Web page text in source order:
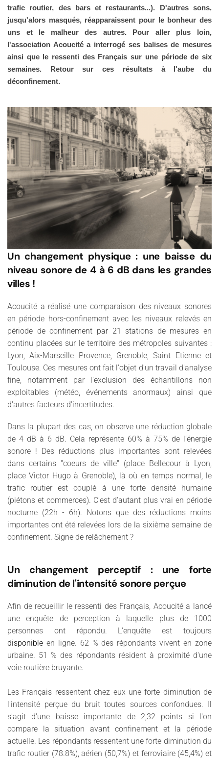
trafic routier, des bars et restaurants...). D'autres sons,
jusqu'alors masqués, réapparaissent pour le bonheur des
uns et le malheur des autres. Pour aller plus loin,
l'association Acoucité a interrogé ses balises de mesures
ainsi que le ressenti des Français sur une période de six
semaines. Retour sur ces résultats à l'aube du
déconfinement.
Un changement physique : une baisse du
niveau sonore de 4 à 6 dB dans les grandes
villes !
Acoucité a réalisé une comparaison des niveaux sonores
en période hors-confinement avec les niveaux relevés en
période de confinement par 21 stations de mesures en
continu placées sur le territoire des métropoles suivantes :
Lyon,Aix-Marseille Provence, Grenoble, Saint Etienne et
Toulouse. Ces mesures ont fait l'objet d'un travail d'analyse
fine, notamment par l'exclusion des échantillons non
exploitables (météo, événements anormaux) ainsi que
d'autres facteurs d'incertitudes.
Dans la plupart des cas, on observe une réduction globale
de 4 dB à 6 dB. Cela représente 60% à 75% de l’énergie
sonore ! Des réductions plus importantes sont relevées
dans certains "coeurs de ville" (place Bellecour à Lyon,
place Victor Hugo à Grenoble), là où en temps normal, le
trafic routier est couplé à une forte densité humaine
(piétons et commerces). C'est d'autant plus vrai en période
nocturne (22h - 6h). Notons que des réductions moins
importantes ont été relevées lors de la sixième semaine de
confinement. Signe de relâchement ?
Un changement perceptif : une forte
diminution de l'intensité sonore perçue
Afin de recueillir le ressenti des Français, Acoucité a lancé
une enquête de perception à laquelle plus de 1000
personnes ont répondu. L'enquête est toujours
disponible en ligne. 62 % des répondants vivent en zone
urbaine. 51 % des répondants résident à proximité d'une
voie routière bruyante.
Les Français ressentent chez eux une forte diminution de
l'intensité perçue du bruit toutes sources confondues. Il
s'agit d'une baisse importante de 2,32 points si l'on
compare la situation avant confinement et la période
actuelle. Les répondants ressentent une forte diminution du
trafic routier (78.8%), aérien (50,7%) et ferroviaire (45,4%) et